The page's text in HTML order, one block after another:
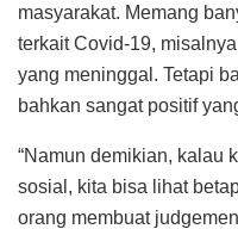
masyarakat. Memang
terkait Covid-19,
yang meninggal. Tetapi
bahkan sangat positif
“Namun demikian, kalau
sosial, kita bisa lihat
orang membuat